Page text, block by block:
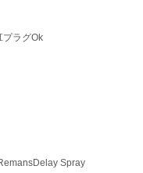
ラグOk
Spray